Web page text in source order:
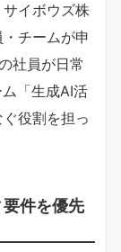
イボウズ株
チームが申
社員が日常
「生成AI活
役割を担っ
件を優先